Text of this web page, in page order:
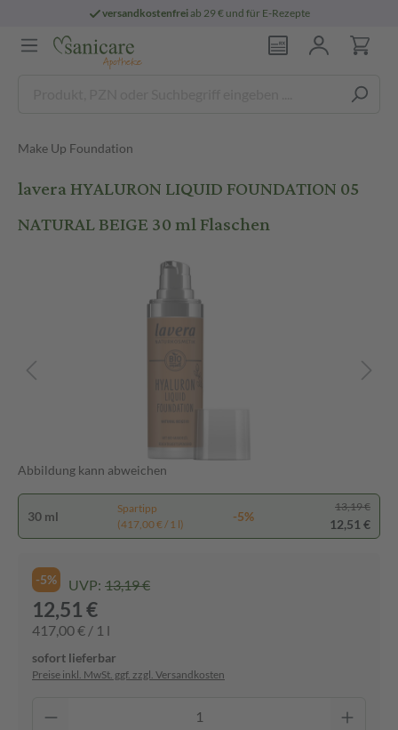
versandkostenfreiab 29 € und für E-Rezepte
Make Up Foundation
lavera HYALURON LIQUID FOUNDATION 05
NATURAL BEIGE 30 ml Flaschen
Abbildung kann abweichen
30 ml
Spartipp
(417,00 € / 1 l)
-5%
13,19 €
12,51 €
-5% UVP: 13,19 €
12,51 €
417,00 € / 1 l
sofort lieferbar
Preise inkl. MwSt. ggf. zzgl. Versandkosten